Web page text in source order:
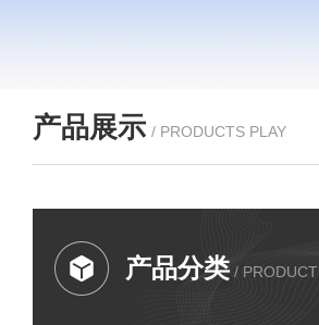
产品展示 / PRODUCTS PLAY
产品分类 / PRODUCT